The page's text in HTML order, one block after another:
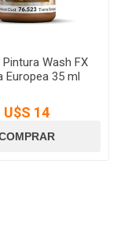
Wash FX
Europea 35 ml
U$S 14